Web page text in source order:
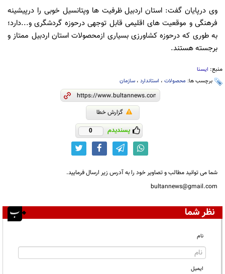
وی درپایان گفت: استان اردبیل ظرفیت ها وپتانسیل خوبی را درپیشینه
فرهنگی و موقعیت های اقلیمی قابل توجهی درحوزه گردشگری و...دارد؛
به طوری که درحوزه کشاورزی بسیاری ازمحصولات استان اردبیل ممتاز و
برجسته هستند.
منبع: ایسنا
برچسب ها: محصولات ، استاندارد ، سازمان
گزارش خطا
پسندیدم 0
شما می توانید مطالب و تصاویر خود را به آدرس زیر ارسال فرمایید.
bultannews@gmail.com
نظر شما
نام
ایمیل